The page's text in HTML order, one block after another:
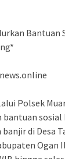
Bantuan
Polsek
sosial
di Desa
Ogan